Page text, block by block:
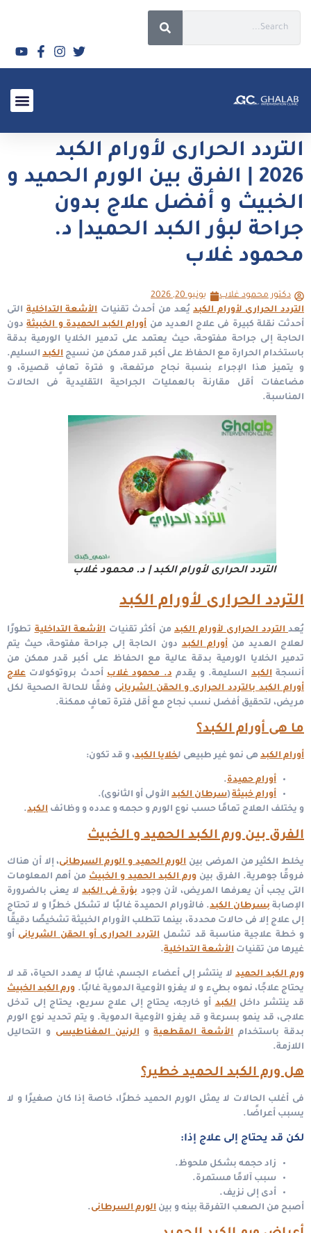
التردد الحرارى لأورام الكبد
2026 | الفرق بين الورم الحميد و
الخبيث و أفضل علاج بدون
جراحة لبؤر الكبد الحميد| د.
محمود غلاب
دكتور محمود غلاب
يونيو 20, 2026
التردد الحرارى لأورام الكبديُعد من أحدث تقنياتالأشعة التداخليةالتى
أحدثت نقلة كبيرة فى علاج العديد منأورام الكبد الحميدة و الخبيثةدون
الحاجة إلى جراحة مفتوحة، حيث يعتمد على تدمير الخلايا الورمية بدقة
باستخدام الحرارة مع الحفاظ على أكبر قدر ممكن من نسيج الكبدالسليم.
و يتميز هذا الإجراء بنسبة نجاح مرتفعة، و فترة تعافٍ قصيرة، و
مضاعفات أقل مقارنة بالعمليات الجراحية التقليدية فى الحالات
المناسبة.
التردد الحرارى لأورام الكبد | د. محمود غلاب
التردد الحرارى لأورام الكبد
يُعدالتردد الحرارى لأورام الكبد من أكثر تقنيات الأشعة التداخليةتطورًا
لعلاج العديد منأورام الكبددون الحاجة إلى جراحة مفتوحة، حيث يتم
تدمير الخلايا الورمية بدقة عالية مع الحفاظ على أكبر قدر ممكن من
أنسجةالكبدالسليمة. و يقدمد. محمود غلاب أحدث بروتوكولات علاج
أورام الكبد بالتردد الحرارى و الحقن الشريانىوفقًا للحالة الصحية لكل
مريض، لتحقيق أفضل نسب نجاح مع أقل فترة تعافٍ ممكنة.
ما هى أورام الكبد؟
أورام الكبد هى نمو غير طبيعى لخلايا الكبد، و قد تكون:
أورام حميدة.
أورام خبيثة (سرطان الكبد الأولى أو الثانوى).
و يختلف العلاج تمامًا حسب نوع الورم و حجمه و عدده و وظائف الكبد.
الفرق بين ورم الكبد الحميد و الخبيث
يخلط الكثير من المرضى بين الورم الحميد و الورم السرطانى، إلا أن هناك
فروقًا جوهرية. الفرق بين ورم الكبد الحميد و الخبيث من أهم المعلومات
التى يجب أن يعرفها المريض، لأن وجود بؤرة فى الكبدلا يعنى بالضرورة
الإصابة بسرطان الكبد. فالأورام الحميدة غالبًا لا تشكل خطرًا و لا تحتاج
إلى علاج إلا فى حالات محددة، بينما تتطلب الأورام الخبيثة تشخيصًا دقيقًا
و خطة علاجية مناسبة قد تشمل التردد الحرارى أو الحقن الشريانى أو
غيرها من تقنيات الأشعة التداخلية.
ورم الكبد الحميدلا ينتشر إلى أعضاء الجسم، غالبًا لا يهدد الحياة، قد لا
يحتاج علاجًا، نموه بطيء و لا يغزو الأوعية الدموية غالبًا. ورم الكبد الخبيث
قد ينتشر داخلالكبدأو خارجه، يحتاج إلى علاج سريع، يحتاج إلى تدخل
علاجى، قد ينمو بسرعة و قد يغزو الأوعية الدموية. و يتم تحديد نوع الورم
بدقة باستخدامالأشعة المقطعيةوالرنين المغناطيسىو التحاليل
اللازمة.
هل ورم الكبد الحميد خطير؟
فى أغلب الحالات لا يمثل الورم الحميد خطرًا، خاصة إذا كان صغيرًا و لا
يسبب أعراضًا.
لكن قد يحتاج إلى علاج إذا:
زاد حجمه بشكل ملحوظ.
سبب آلامًا مستمرة.
أدى إلى نزيف.
أصبح من الصعب التفرقة بينه و بين الورم السرطانى.